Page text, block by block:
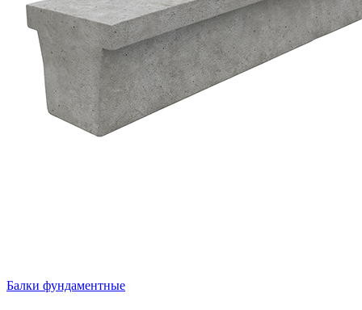
Балки фундаментные